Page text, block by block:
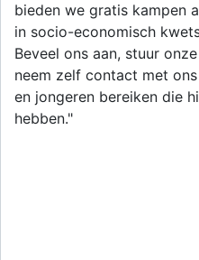
bieden we gratis kampen
in socio-economisch
Beveel ons aan, stuur
neem zelf contact met
en jongeren bereiken die
hebben."